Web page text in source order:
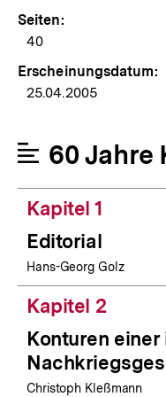
Seiten:
40
Erscheinungsdatum:
25.04.2005
60 Jahre
Kapitel 1
Editorial
Hans-Georg Golz
Kapitel 2
Konturen
Christoph Kleßmann